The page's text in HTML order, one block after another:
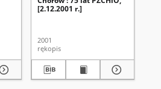
[2.12.2001 r.]
2001
rękopis